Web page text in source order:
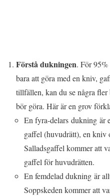
Förstå dukningen. För
bara att göra med en kniv,
tillfällen, kan du se några
bör göra. Här är en grov
En fyra-delars dukning är
gaffel (huvudrätt), en kniv
Salladsgaffel kommer att
gaffel för huvudrätten.
En femdelad dukning är
Soppskeden kommer att